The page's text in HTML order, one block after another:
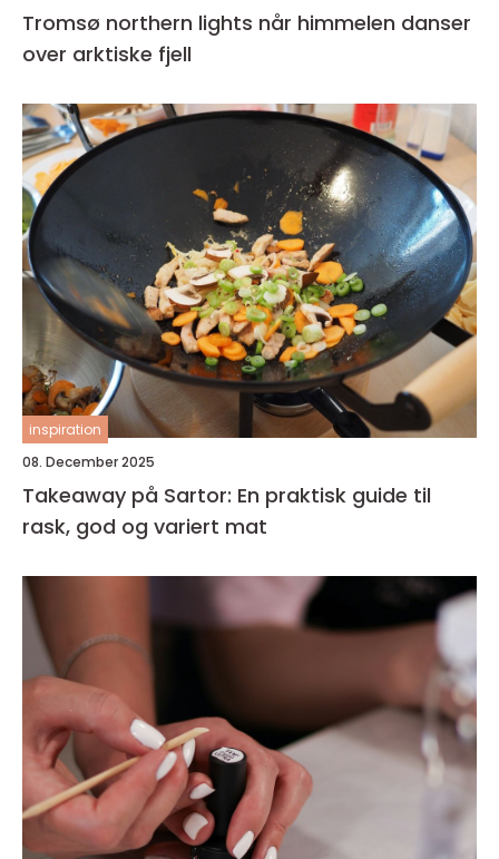
Tromsø northern lights når himmelen danser
over arktiske fjell
inspiration
08. December 2025
Takeaway på Sartor: En praktisk guide til
rask, god og variert mat